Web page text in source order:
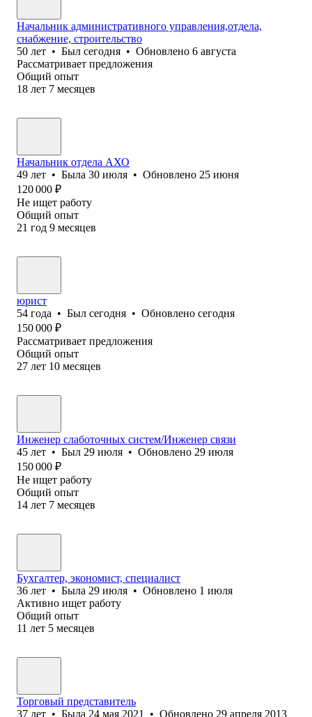
Начальник административного управления,отдела,
снабжение, строительство
50 лет • Был сегодня • Обновлено 6 августа
Рассматривает предложения
Общий опыт
18 лет 7 месяцев
Начальник отдела АХО
49 лет • Была 30 июля • Обновлено 25 июня
120 000 ₽
Не ищет работу
Общий опыт
21 год 9 месяцев
юрист
54 года • Был сегодня • Обновлено сегодня
150 000 ₽
Рассматривает предложения
Общий опыт
27 лет 10 месяцев
Инженер слаботочных систем/Инженер связи
45 лет • Был 29 июля • Обновлено 29 июля
150 000 ₽
Не ищет работу
Общий опыт
14 лет 7 месяцев
Бухгалтер, экономист, специалист
36 лет • Была 29 июля • Обновлено 1 июля
Активно ищет работу
Общий опыт
11 лет 5 месяцев
Торговый представитель
37 лет • Была 24 мая 2021 • Обновлено 29 апреля 2013